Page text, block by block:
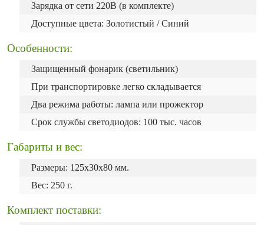
Зарядка от сети 220В (в комплекте)
Доступные цвета: Золотистый / Синий
Особенности:
Защищенный фонарик (светильник)
При транспортировке легко складывается
Два режима работы: лампа или прожектор
Срок службы светодиодов: 100 тыс. часов
Габариты и вес:
Размеры: 125x30x80 мм.
Вес: 250 г.
Комплект поставки: